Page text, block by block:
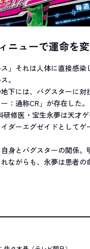
ニューで運命を変
ス」それは人体に直接感
。
下には、バグスターに対
：通称CR」が存在した。
研修医・宝生永夢は天才
ダーエグゼイドとしてゲ
身とバグスターの関係。
ながらも、永夢は患者の